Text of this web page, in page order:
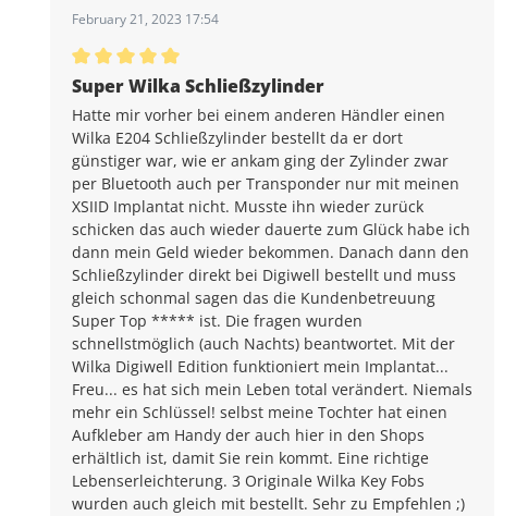
February 21, 2023 17:54
Average rating of 5 out of 5 stars
Super Wilka Schließzylinder
Hatte mir vorher bei einem anderen Händler einen
Wilka E204 Schließzylinder bestellt da er dort
günstiger war, wie er ankam ging der Zylinder zwar
per Bluetooth auch per Transponder nur mit meinen
XSIID Implantat nicht. Musste ihn wieder zurück
schicken das auch wieder dauerte zum Glück habe ich
dann mein Geld wieder bekommen. Danach dann den
Schließzylinder direkt bei Digiwell bestellt und muss
gleich schonmal sagen das die Kundenbetreuung
Super Top ***** ist. Die fragen wurden
schnellstmöglich (auch Nachts) beantwortet. Mit der
Wilka Digiwell Edition funktioniert mein Implantat...
Freu... es hat sich mein Leben total verändert. Niemals
mehr ein Schlüssel! selbst meine Tochter hat einen
Aufkleber am Handy der auch hier in den Shops
erhältlich ist, damit Sie rein kommt. Eine richtige
Lebenserleichterung. 3 Originale Wilka Key Fobs
wurden auch gleich mit bestellt. Sehr zu Empfehlen ;)